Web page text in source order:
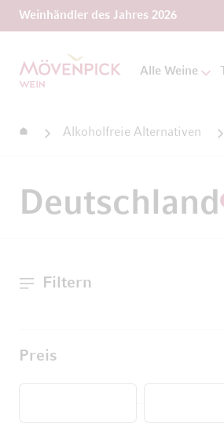
Weinhändler des Jahres 2026
Zur Startseite
Alle Weine
StartseiteAlkoholfreie Alternativen
Deutschland
Filtern
Preis